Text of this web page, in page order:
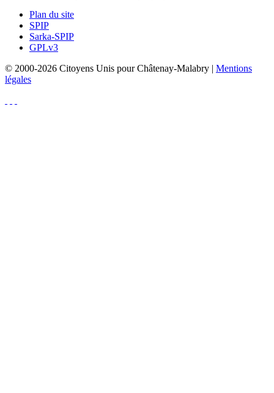
Plan du site
SPIP
Sarka-SPIP
GPLv3
© 2000-2026 Citoyens Unis pour Châtenay-Malabry | Mentions
légales